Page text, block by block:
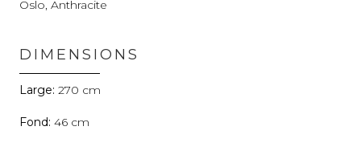
Oslo, Anthracite
DIMENSIONS
270
46